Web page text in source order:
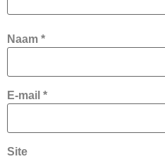
Naam *
E-mail *
Site